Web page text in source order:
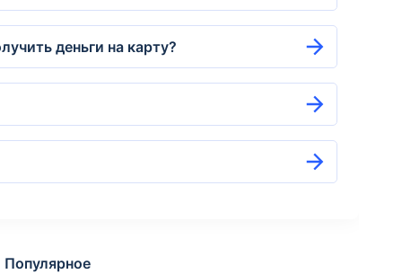
деньги на карту?
Популярное